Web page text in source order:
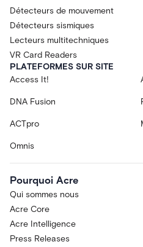
Détecteurs de mouvement
Détecteurs sismiques
Lecteurs multitechniques
VR Card Readers
PLATEFORMES SUR SITE
Access It!
DNA Fusion
ACTpro
Omnis
Pourquoi Acre
Qui sommes nous
Acre Core
Acre Intelligence
Press Releases